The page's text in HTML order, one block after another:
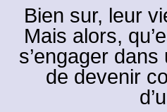
Bien sur, leur
Mais alors,
s’engager
de devenir